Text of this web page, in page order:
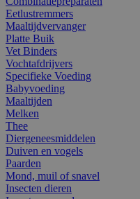
Eetlustremmers
Maaltijdvervanger
Platte Buik
Vet Binders
Vochtafdrijvers
Specifieke Voeding
Babyvoeding
Maaltijden
Melken
Thee
Diergeneesmiddelen
Duiven en vogels
Paarden
Mond, muil of snavel
Insecten dieren